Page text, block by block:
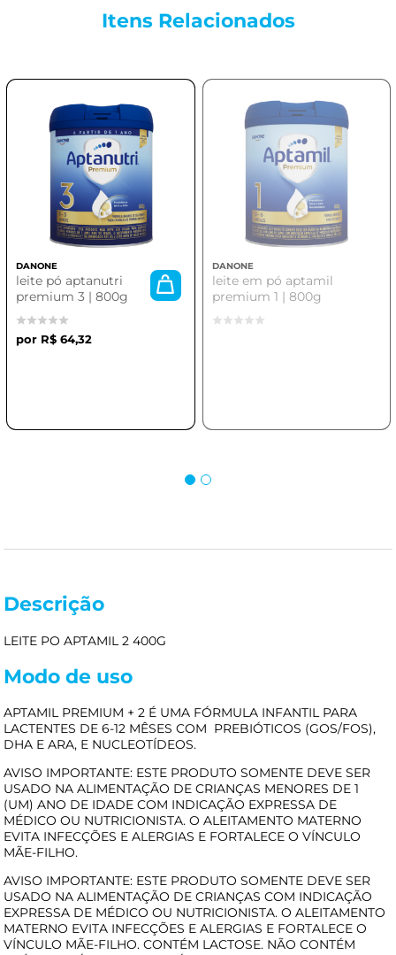
Itens Relacionados
DANONE
leite pó aptanutri
premium 3 | 800g
R$ 64,32
DANONE
leite em pó aptamil
premium 1 | 800g
Descrição
LEITE PO APTAMIL 2 400G
Modo de uso
APTAMIL PREMIUM + 2 É UMA FÓRMULA INFANTIL PARA
LACTENTES DE 6-12 MÊSES COM PREBIÓTICOS (GOS/FOS),
DHA E ARA, E NUCLEOTÍDEOS.
AVISO IMPORTANTE: ESTE PRODUTO SOMENTE DEVE SER
USADO NA ALIMENTAÇÃO DE CRIANÇAS MENORES DE 1
(UM) ANO DE IDADE COM INDICAÇÃO EXPRESSA DE
MÉDICO OU NUTRICIONISTA. O ALEITAMENTO MATERNO
EVITA INFECÇÕES E ALERGIAS E FORTALECE O VÍNCULO
MÃE-FILHO.
AVISO IMPORTANTE: ESTE PRODUTO SOMENTE DEVE SER
USADO NA ALIMENTAÇÃO DE CRIANÇAS COM INDICAÇÃO
EXPRESSA DE MÉDICO OU NUTRICIONISTA. O ALEITAMENTO
MATERNO EVITA INFECÇÕES E ALERGIAS E FORTALECE O
VÍNCULO MÃE-FILHO. CONTÉM LACTOSE. NÃO CONTÉM